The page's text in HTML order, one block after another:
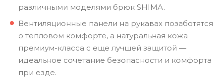
различными моделями брюк SHIMA.
Вентиляционные панели на рукавах позаботятся
о тепловом комфорте, а натуральная кожа
премиум-класса с еще лучшей защитой —
идеальное сочетание безопасности и комфорта
при езде.